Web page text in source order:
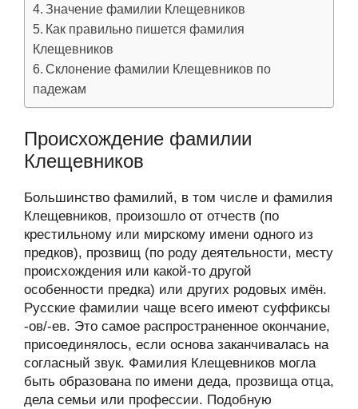
Значение фамилии Клещевников
Как правильно пишется фамилия
Клещевников
Склонение фамилии Клещевников по
падежам
Происхождение фамилии
Клещевников
Большинство фамилий, в том числе и фамилия
Клещевников, произошло от отчеств (по
крестильному или мирскому имени одного из
предков), прозвищ (по роду деятельности, месту
происхождения или какой-то другой
особенности предка) или других родовых имён.
Русские фамилии чаще всего имеют суффиксы
-ов/-ев. Это самое распространенное окончание,
присоединялось, если основа заканчивалась на
согласный звук. Фамилия Клещевников могла
быть образована по имени деда, прозвища отца,
дела семьи или профессии. Подобную